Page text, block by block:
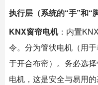
执行层（系统的“手”和“
KNX窗帘电机：内置
令。分为管状电机（用
于开合布帘）。务必选
电机，这是安全与易用的